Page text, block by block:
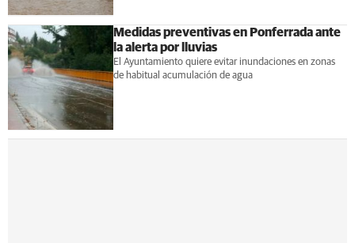
Medidas preventivas en Ponferrada ante
la alerta por lluvias
El Ayuntamiento quiere evitar inundaciones en zonas
de habitual acumulación de agua